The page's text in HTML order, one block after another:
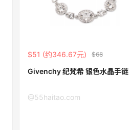
$51 (约346.67元) $68
Givenchy 纪梵希 银色水晶手链
@55haitao.com
RFM Denim